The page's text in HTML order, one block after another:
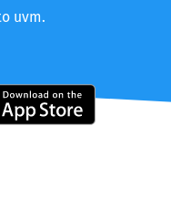
uvm.